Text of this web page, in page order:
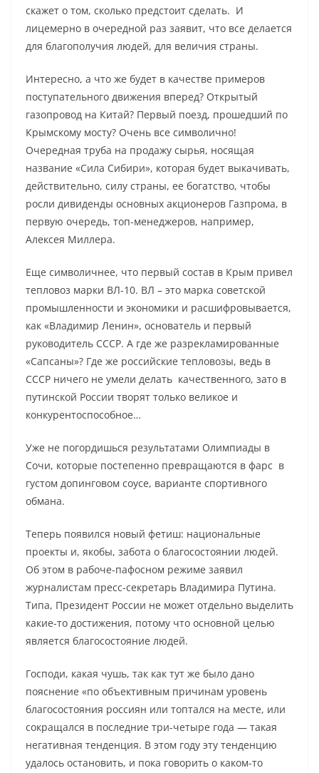
скажет о том, сколько предстоит сделать. И
лицемерно в очередной раз заявит, что все делается
для благополучия людей, для величия страны.
Интересно, а что же будет в качестве примеров
поступательного движения вперед? Открытый
газопровод на Китай? Первый поезд, прошедший по
Крымскому мосту? Очень все символично!
Очередная труба на продажу сырья, носящая
название «Сила Сибири», которая будет выкачивать,
действительно, силу страны, ее богатство, чтобы
росли дивиденды основных акционеров Газпрома, в
первую очередь, топ-менеджеров, например,
Алексея Миллера.
Еще символичнее, что первый состав в Крым привел
тепловоз марки ВЛ-10. ВЛ – это марка советской
промышленности и экономики и расшифровывается,
как «Владимир Ленин», основатель и первый
руководитель СССР. А где же разрекламированные
«Сапсаны»? Где же российские тепловозы, ведь в
СССР ничего не умели делать качественного, зато в
путинской России творят только великое и
конкурентоспособное…
Уже не погордишься результатами Олимпиады в
Сочи, которые постепенно превращаются в фарс в
густом допинговом соусе, варианте спортивного
обмана.
Теперь появился новый фетиш: национальные
проекты и, якобы, забота о благосостоянии людей.
Об этом в рабоче-пафосном режиме заявил
журналистам пресс-секретарь Владимира Путина.
Типа, Президент России не может отдельно выделить
какие-то достижения, потому что основной целью
является благосостояние людей.
Господи, какая чушь, так как тут же было дано
пояснение «по объективным причинам уровень
благосостояния россиян или топтался на месте, или
сокращался в последние три-четыре года — такая
негативная тенденция. В этом году эту тенденцию
удалось остановить, и пока говорить о каком-то